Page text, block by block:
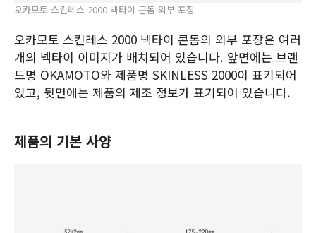
오카모토 스킨레스 2000 넥타이 콘돔 외부 포장
오카모토 스킨레스 2000 넥타이 콘돔의 외부 포장은 여러
개의 넥타이 이미지가 배치되어 있습니다. 앞면에는 브랜
드명 OKAMOTO와 제품명 SKINLESS 2000이 표기되어
있고, 뒷면에는 제품의 제조 정보가 표기되어 있습니다.
제품의 기본 사양